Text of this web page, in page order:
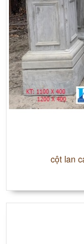
cột lan